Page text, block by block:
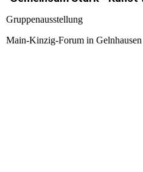
Gruppenausstellung
Main-Kinzig-Forum in Gelnhausen